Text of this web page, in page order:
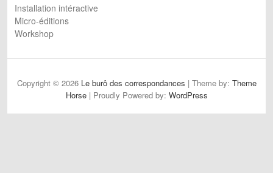
o
s
t
s
t
:
Installation intéractive
Micro-éditions
Workshop
Copyright © 2026 Le burô des correspondances | Theme by: Theme
Horse| Proudly Powered by: WordPress